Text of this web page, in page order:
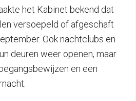
het Kabinet bekend dat
versoepeld of afgeschaft
Ook nachtclubs en
deuren weer openen, maar
en een